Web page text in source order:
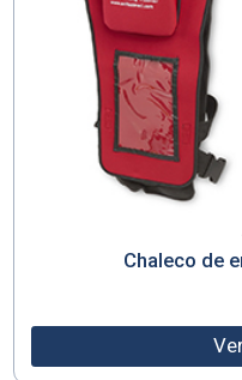
Chaleco de